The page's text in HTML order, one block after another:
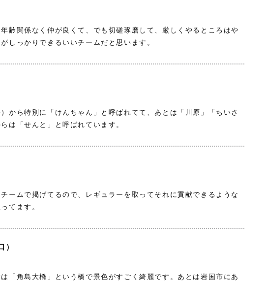
齢関係なく仲が良くて、でも切磋琢磨して、厳しくやるところはや
しっかりできるいいチームだと思います。
から特別に「けんちゃん」と呼ばれてて、あとは「川原」「ちいさ
は「せんと」と呼ばれています。
ームで掲げてるので、レギュラーを取ってそれに貢献できるような
てます。
）
「角島大橋」という橋で景色がすごく綺麗です。あとは岩国市にあ